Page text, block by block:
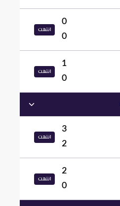
0
0
انتهت
1
0
انتهت
3
2
انتهت
2
0
انتهت